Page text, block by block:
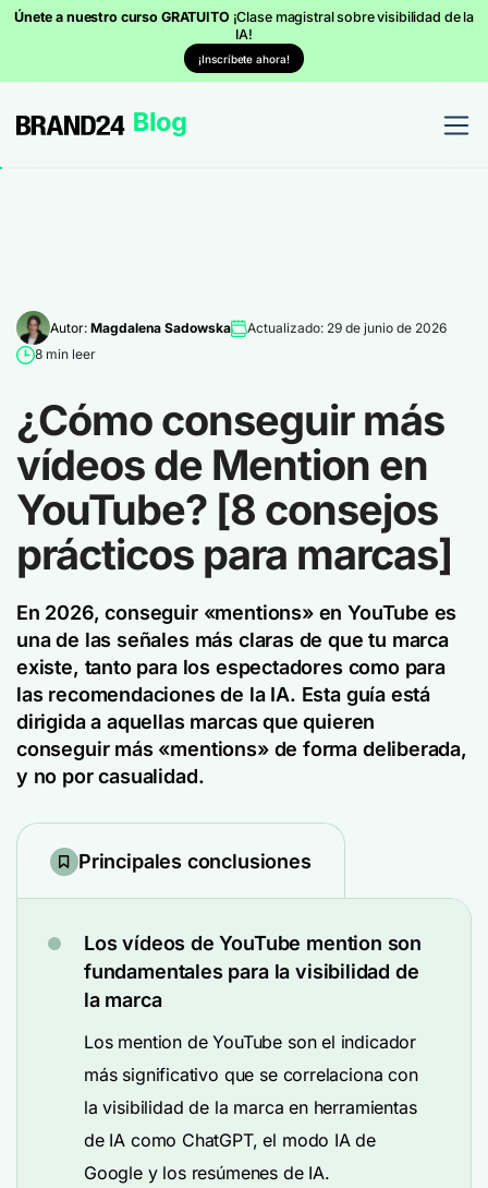
Únete a nuestro curso GRATUITO ¡Clase magistral sobre visibilidad de la
IA!
¡Inscríbete ahora!
Autor: Magdalena Sadowska
Actualizado: 29 de junio de 2026
8 min leer
¿Cómo conseguir más
vídeos de Mention en
YouTube? [8 consejos
prácticos para marcas]
En 2026, conseguir «mentions» en YouTube es
una de las señales más claras de que tu marca
existe, tanto para los espectadores como para
las recomendaciones de la IA. Esta guía está
dirigida a aquellas marcas que quieren
conseguir más «mentions» de forma deliberada,
y no por casualidad.
Principales conclusiones
Los vídeos de YouTube mention son
fundamentales para la visibilidad de
la marca
Los mention de YouTube son el indicador
más significativo que se correlaciona con
la visibilidad de la marca en herramientas
de IA como ChatGPT, el modo IA de
Google y los resúmenes de IA.